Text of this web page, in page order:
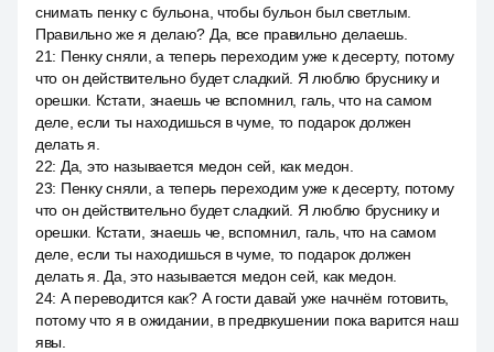
снимать пенку с бульона, чтобы бульон был светлым.
Правильно же я делаю? Да, все правильно делаешь.
21: Пенку сняли, а теперь переходим уже к десерту, потому
что он действительно будет сладкий. Я люблю бруснику и
орешки. Кстати, знаешь че вспомнил, галь, что на самом
деле, если ты находишься в чуме, то подарок должен
делать я.
22: Да, это называется медон сей, как медон.
23: Пенку сняли, а теперь переходим уже к десерту, потому
что он действительно будет сладкий. Я люблю бруснику и
орешки. Кстати, знаешь че, вспомнил, галь, что на самом
деле, если ты находишься в чуме, то подарок должен
делать я. Да, это называется медон сей, как медон.
24: А переводится как? А гости давай уже начнём готовить,
потому что я в ожидании, в предвкушении пока варится наш
явы.